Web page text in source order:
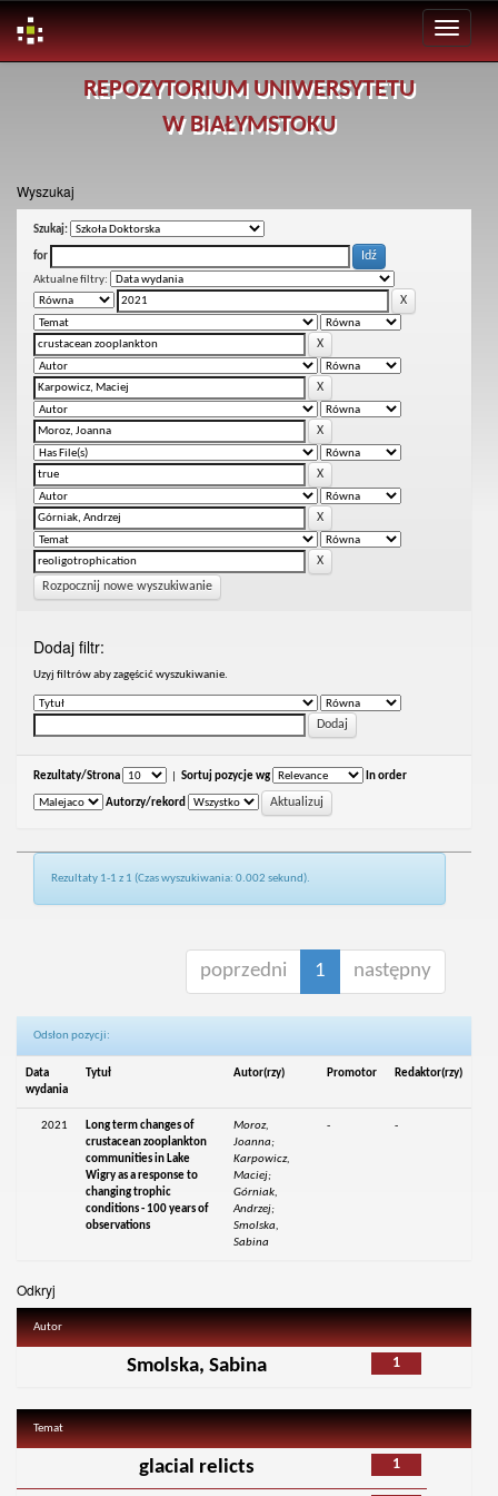
REPOZYTORIUM UNIWERSYTETU
W BIAŁYMSTOKU
Wyszukaj
Szukaj:
for
Aktualne filtry:
Rozpocznij nowe wyszukiwanie
Dodaj filtr:
Uzyj filtrów aby zagęścić wyszukiwanie.
Rezultaty/Strona Sortuj pozycje wg In order
Autorzy/rekord
Rezultaty 1-1 z 1 (Czas wyszukiwania: 0.002 sekund).
poprzedni 1 następny
Odsłon pozycji:
Data
wydania
Tytuł Autor(rzy) Promotor Redaktor(rzy)
2021
Long term changes of
crustacean zooplankton
communities in Lake
Wigry as a response to
changing trophic
conditions - 100 years of
observations
Moroz,
Joanna;
Karpowicz,
Maciej;
Górniak,
Andrzej;
Smolska,
Sabina
- -
Odkryj
Autor
1
Smolska, Sabina
Temat
1
glacial relicts